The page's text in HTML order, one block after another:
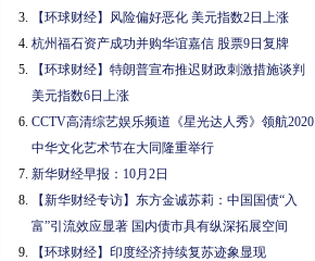
【环球财经】风险偏好恶化 美元指数2日上涨
杭州福石资产成功并购华谊嘉信 股票9日复牌
【环球财经】特朗普宣布推迟财政刺激措施谈判
美元指数6日上涨
CCTV高清综艺娱乐频道《星光达人秀》领航2020
中华文化艺术节在大同隆重举行
新华财经早报：10月2日
【新华财经专访】东方金诚苏莉：中国国债“入
富”引流效应显著 国内债市具有纵深拓展空间
【环球财经】印度经济持续复苏迹象显现